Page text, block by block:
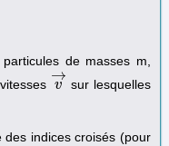
de masses m,
vitesses v
→
v→ sur lesquelles
indices croisés (pour